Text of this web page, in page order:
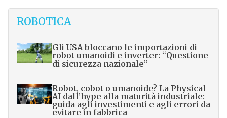
ROBOTICA
Gli USA bloccano le importazioni di
robot umanoidi e inverter: “Questione
di sicurezza nazionale”
Robot, cobot o umanoide? La Physical
AI dall’hype alla maturità industriale:
guida agli investimenti e agli errori da
evitare in fabbrica